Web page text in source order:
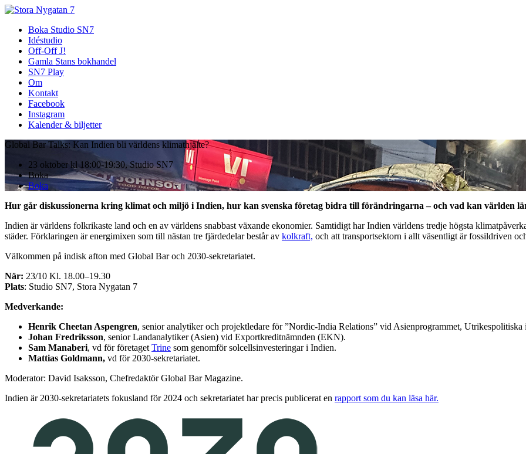
Boka Studio SN7
Idéstudio
Off-Off J!
Gamla Stans bokhandel
SN7 Play
Om
Kontakt
Facebook
Instagram
Kalender & biljetter
Global Bar Talks: Kan Indien bli världens klimathjälte?
23 oktober kl 18:00-19:30, Studio SN7
Boka
Boka
Hur går diskussionerna kring klimat och miljö i Indien, hur kan svenska företag bidra till förändringarna – och vad kan världen
Indien är världens folkrikaste land och en av världens snabbast växande ekonomier. Samtidigt har Indien världens tredje högsta
städer. Förklaringen är energimixen som till nästan tre fjärdedelar består av kolkraft, och att transportsektorn i allt väsentligt är fossildriven
Välkommen på indisk afton med Global Bar och 2030-sekretariatet.
När: 23/10 Kl. 18.00–19.30
Plats: Studio SN7, Stora Nygatan 7
Medverkande:
Henrik Cheetan Aspengren, senior analytiker och projektledare för ”Nordic-India Relations” vid Asienprogrammet, Utrikespolitiska
Johan Fredriksson, senior Landanalytiker (Asien) vid Exportkreditnämnden (EKN).
Sam Manaberi, vd för företaget Trine som genomför solcellsinvesteringar i Indien.
Mattias Goldmann, vd för 2030-sekretariatet.
Moderator: David Isaksson, Chefredaktör Global Bar Magazine.
Indien är 2030-sekretariatets fokusland för 2024 och sekretariatet har precis publicerat en rapport som du kan läsa här.